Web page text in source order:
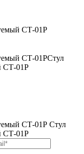
СТ-01Р
СТ-01РСтул
СТ-01Р
СТ-01Р Стул
СТ-01Р